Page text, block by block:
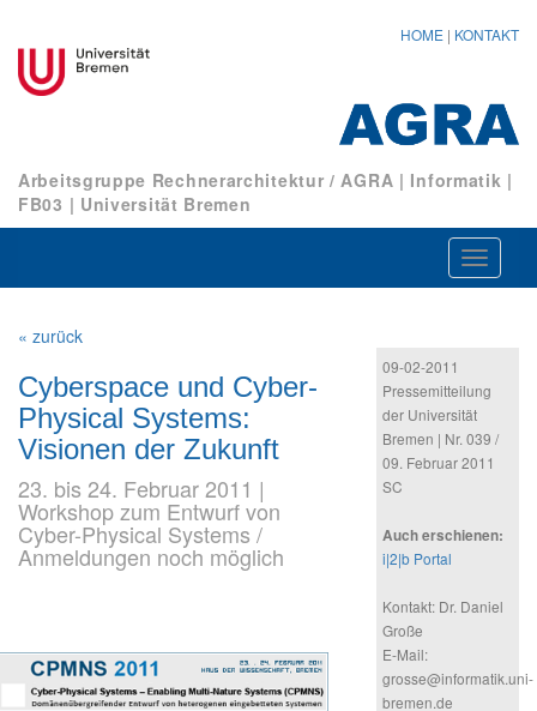
HOME | KONTAKT
Arbeitsgruppe Rechnerarchitektur / AGRA | Informatik |
FB03 | Universität Bremen
ein-/
« zurück
Cyberspace und Cyber-
Physical Systems:
Visionen der Zukunft
23. bis 24. Februar 2011 |
Workshop zum Entwurf von
Cyber-Physical Systems /
Anmeldungen noch möglich
09-02-2011
Pressemitteilung
der Universität
Bremen | Nr. 039 /
09. Februar 2011
SC
Auch erschienen:
i|2|b Portal
Kontakt: Dr. Daniel
Große
E-Mail:
grosse@informatik.uni-
bremen.de